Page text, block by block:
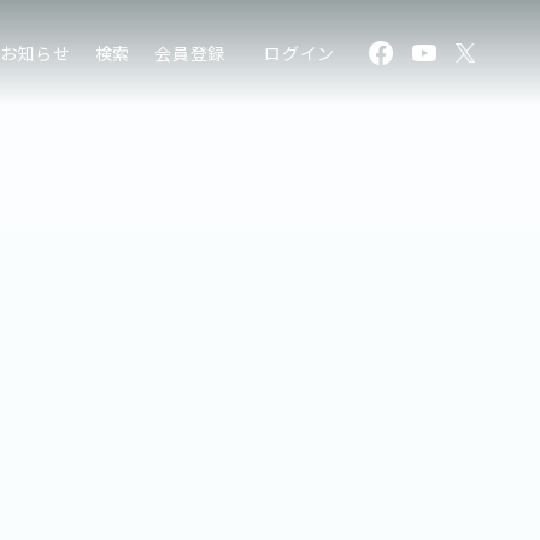
お知らせ 検索 会員登録 ログイン